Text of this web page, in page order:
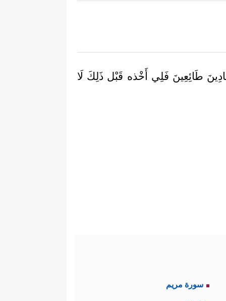
طَائِعِينَ فَلِي أَخْذه قَبْل ذَلِكَ لَا
سورة مريم